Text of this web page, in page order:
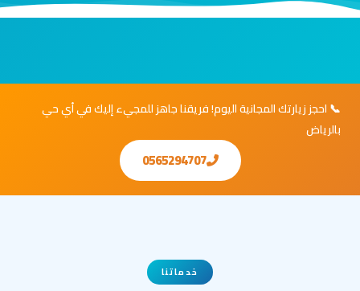
📞 احجز زيارتك المجانية اليوم! فريقنا جاهز للمجيء إليك في أي حي
بالرياض
0565294707
خدماتنا